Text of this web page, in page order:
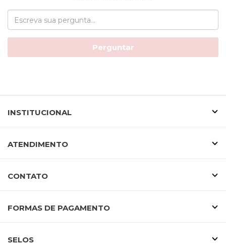
Perguntar
INSTITUCIONAL
ATENDIMENTO
CONTATO
FORMAS DE PAGAMENTO
SELOS